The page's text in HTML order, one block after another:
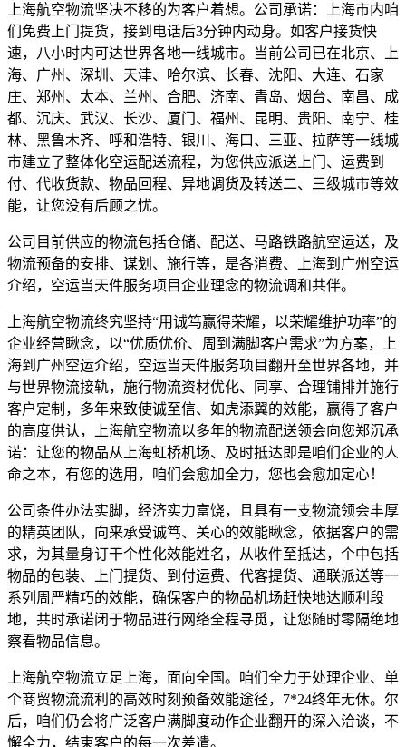
上海航空物流坚决不移的为客户着想。公司承诺：上海市内咱
们免费上门提货，接到电话后3分钟内动身。如客户接货快
速，八小时内可达世界各地一线城市。当前公司已在北京、上
海、广州、深圳、天津、哈尔滨、长春、沈阳、大连、石家
庄、郑州、太本、兰州、合肥、济南、青岛、烟台、南昌、成
都、沉庆、武汉、长沙、厦门、福州、昆明、贵阳、南宁、桂
林、黑鲁木齐、呼和浩特、银川、海口、三亚、拉萨等一线城
市建立了整体化空运配送流程，为您供应派送上门、运费到
付、代收货款、物品回程、异地调货及转送二、三级城市等效
能，让您没有后顾之忧。
公司目前供应的物流包括仓储、配送、马路铁路航空运送，及
物流预备的安排、谋划、施行等，是各消费、上海到广州空运
介绍，空运当天件服务项目企业理念的物流调和共伴。
上海航空物流终究坚持“用诚笃赢得荣耀，以荣耀维护功率”的
企业经营瞅念，以“优质优价、周到满脚客户需求”为方案，上
海到广州空运介绍，空运当天件服务项目翻开至世界各地，并
与世界物流接轨，施行物流资材优化、同享、合理铺排并施行
客户定制，多年来致使诚至信、如虎添翼的效能，赢得了客户
的高度供认，上海航空物流以多年的物流配送领会向您郑沉承
诺：让您的物品从上海虹桥机场、及时抵达即是咱们企业的人
命之本，有您的选用，咱们会愈加全力，您也会愈加定心！
公司条件办法实脚，经济实力富饶，且具有一支物流领会丰厚
的精英团队，向来承受诚笃、关心的效能瞅念，依据客户的需
求，为其量身订干个性化效能姓名，从收件至抵达，个中包括
物品的包装、上门提货、到付运费、代客提货、通联派送等一
系列周严精巧的效能，确保客户的物品机场赶快地达顺利段
地，共时承诺闭于物品进行网络全程寻觅，让您随时零隔绝地
察看物品信息。
上海航空物流立足上海，面向全国。咱们全力于处理企业、单
个商贸物流流利的高效时刻预备效能途径，7*24终年无休。尔
后，咱们仍会将广泛客户满脚度动作企业翻开的深入洽谈，不
懈全力，结束客户的每一次差遣。